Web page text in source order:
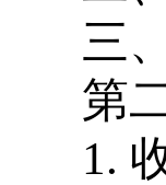
三
第
1.